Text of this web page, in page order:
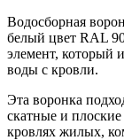
Водосборная
белый цвет RAL
элемент, который
воды с кровли.
Эта воронка
скатные и
кровлях жилых,